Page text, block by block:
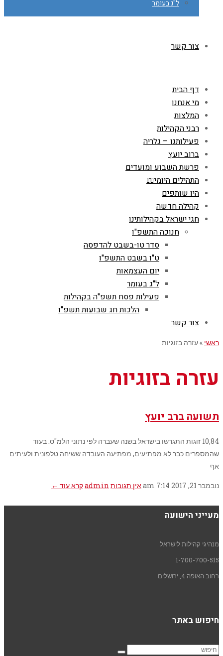
ל"ג בעומר
צור קשר
דף הבית
מי אנחנו
המלצות
רבני הקהילות
פעילותנו – גלריה
ברוב יועץ
פרשת השבוע ומועדים
התהילים היומי📖
היו שותפים
קהילה חדשה
חגי ישראל בקהילותינו
חנוכה התשפ"ו
סדר טו-בשבט להדפסה
ט"ו בשבט התשפ"ו
יום העצמאות
ל"ג בעומר
פעילות פסח תשפ"ה בקהילות
הלכות חג שבועות תשפ"ו
צור קשר
ראשי »עזרה בזוגיות
עזרה בזוגיות
תשועה ברב יועץ
10,84 זוגות התגרשו בישראל בשנה שעברה לפי נתוני הלמ"ס. בעוד
שהמספרים כבר לא מפתיעים, מפתיעה העובדה ששיחה טלפונית ולעיתים
אף
נובמבר 21, 2017 7:14 am אין תגובות adminקרא עוד ←
מעייני הישועה
מנהיגי קהילות לישראל
1-700-700-515
רחוב האופה 4, ירושלים
חיפוש באתר